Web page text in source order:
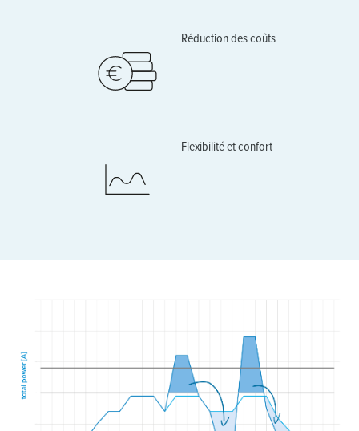
Réduction des coûts
Flexibilité et confort